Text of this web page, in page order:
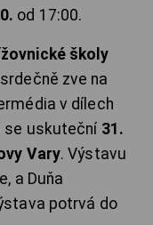
od 17:00.
školy
zve na
v dílech
se uskuteční 31.
Vary. Výstavu
a Duňa
potrvá do